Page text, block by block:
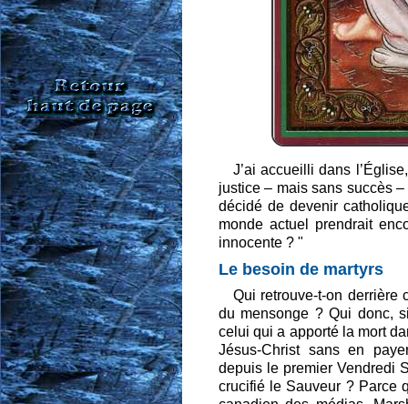
J’ai accueilli dans
justice – mais sans succès –
décidé de devenir
monde actuel prendrait
innocente ? "
Le besoin de martyrs
Qui retrouve-t-on derrière
du mensonge ? Qui donc,
celui qui a apporté la mort
Jésus-Christ sans en
depuis le premier Vendredi
crucifié le Sauveur ? Parce